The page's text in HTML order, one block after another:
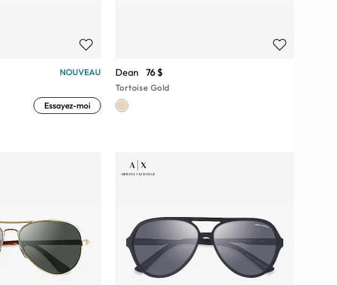
NOUVEAU
Essayez-moi
Dean 76 $
Tortoise Gold